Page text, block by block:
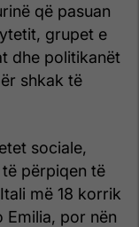
që pasuan
grupet e
dhe politikanët
shkak të
sociale,
përpiqen të
më 18 korrik
Emilia, por nën